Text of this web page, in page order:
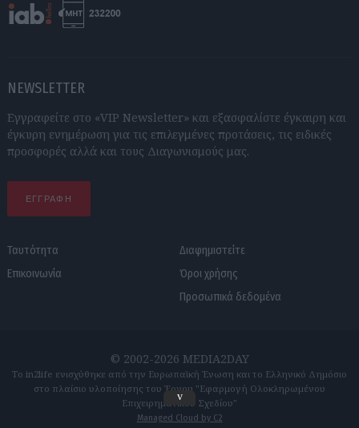
NEWSLETTER
Εγγραφείτε στο «VIP Newsletter» και εξασφαλίστε έγκαιρη και
έγκυρη ενημέρωση για τις επιλεγμένες προτάσεις, τις ειδικές
προσφορές αλλά και τους Διαγωνισμούς μας.
ΕΓΓΡΑΦΗ
Ταυτότητα
Επικοινωνία
Διαφημιστείτε
Όροι χρήσης
Προσωπικά δεδομένα
© 2002-2026 MEDIA2DAY
Το in2life ενισχύθηκε από την Ευρωπαϊκή Ένωση και το Ελληνικό Δημόσιο
στο πλαίσιο υλοποίησης του Έργου "Εφαρμογή Ολοκληρωμένου
Επιχειρηματικού Σχεδίου"
Managed Cloud by C2
v